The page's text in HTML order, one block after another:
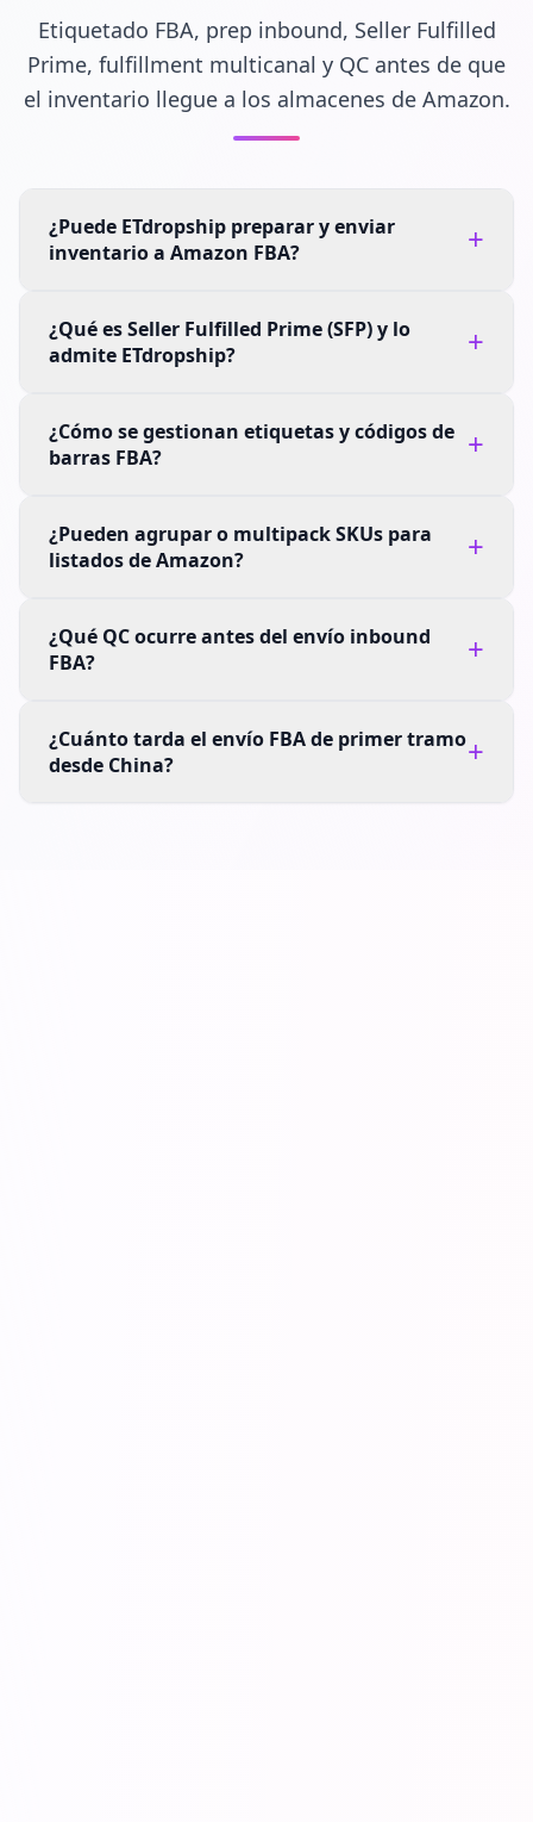
Etiquetado FBA, prep inbound, Seller Fulfilled
Prime, fulfillment multicanal y QC antes de que
el inventario llegue a los almacenes de Amazon.
¿Puede ETdropship preparar y enviar
inventario a Amazon FBA?
+
¿Qué es Seller Fulfilled Prime (SFP) y lo
admite ETdropship?
+
¿Cómo se gestionan etiquetas y códigos de
barras FBA?
+
¿Pueden agrupar o multipack SKUs para
listados de Amazon?
+
¿Qué QC ocurre antes del envío inbound
FBA?
+
¿Cuánto tarda el envío FBA de primer tramo
desde China?
+